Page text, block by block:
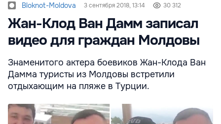
Bloknot-Moldova 3 сентября 2018, 13:14 30 312
Жан-Клод Ван Дамм записал
видео для граждан Молдовы
Знаменитого актера боевиков Жан-Клода Ван
Дамма туристы из Молдовы встретили
отдыхающим на пляже в Турции.